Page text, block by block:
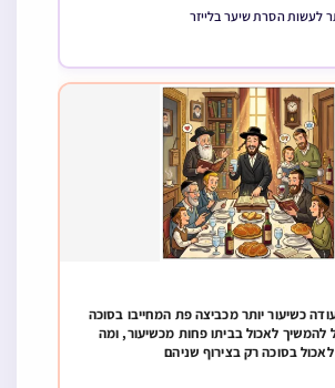
לעשות הסרת שיער בלייזר
כשיעור יותר מכביצה פת המחייבו בסוכה
להמשיך לאכול בביתו פחות מכשיעור, ומה
בסוכה רק בצירוף שניהם